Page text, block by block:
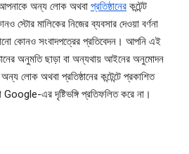
অন্য লোক অথবা প্রতিষ্ঠানের কন্টেন্ট
স্টোর মালিকের নিজের ব্যবসার দেওয়া বর্ণনা
কোনও সংবাদপত্রের প্রতিবেদন। আপনি এই
অনুমতি ছাড়া বা অন্যথায় আইনের অনুমোদন
লোক অথবা প্রতিষ্ঠানের কন্টেন্টে প্রকাশিত
এর দৃষ্টিভঙ্গি প্রতিফলিত করে না।